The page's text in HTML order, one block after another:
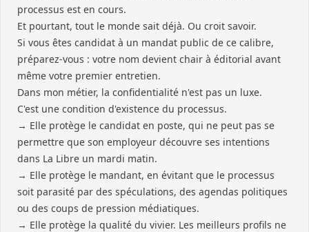
processus est en cours.
Et pourtant, tout le monde sait déjà. Ou croit savoir.
Si vous êtes candidat à un mandat public de ce calibre,
préparez-vous : votre nom devient chair à éditorial avant
même votre premier entretien.
Dans mon métier, la confidentialité n'est pas un luxe.
C'est une condition d'existence du processus.
→ Elle protège le candidat en poste, qui ne peut pas se
permettre que son employeur découvre ses intentions
dans La Libre un mardi matin.
→ Elle protège le mandant, en évitant que le processus
soit parasité par des spéculations, des agendas politiques
ou des coups de pression médiatiques.
→ Elle protège la qualité du vivier. Les meilleurs profils ne